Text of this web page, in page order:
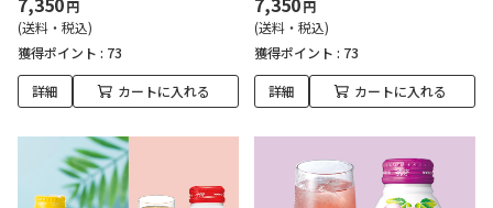
円
(送料・税込)
獲得ポイント : 73
詳細 カートに入れる
円
(送料・税込)
獲得ポイント : 73
詳細 カートに入れる